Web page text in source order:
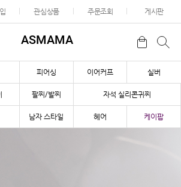
관심상품 주문조회 게시판
ASMAMA
피어싱 이어커프 실버
팔찌/발찌 자석 실리콘귀찌
남자 스타일 헤어 케이팝